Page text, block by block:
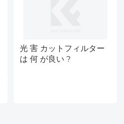
光 害 カットフィルター
は 何 が良い ?